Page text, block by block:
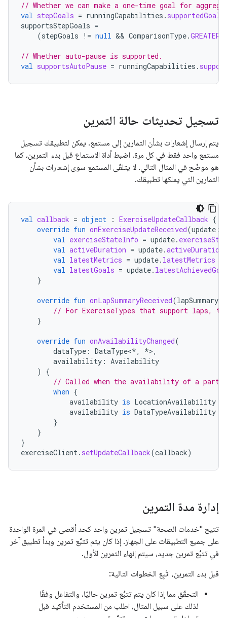
// Whether we can make a one-time goal for
val stepGoals = runningCapabilities . supportedGoals
supportsStepGoals =
(stepGoals != null && ComparisonType.
// Whether auto-pause is supported.
val supportsAutoPause = runningCapabilities .
تسجيل تحديثات حالة التمرين
يتم إرسال إشعارات بشأن التمارين إلى مستمع. يمكن لتطبيقك تسجيل
مستمع واحد فقط في كل مرة. اضبط أداة الاستماع قبل بدء التمرين، كما
هو موضّح في المثال التالي. لا يتلقّى المستمع سوى إشعارات بشأن
التمارين التي يملكها تطبيقك.
val callback = object : ExerciseUpdateCallback {
override fun onExerciseUpdateReceived(update :
val exerciseStateInfo = update.
val activeDuration = update.
val latestMetrics = update. latestMetrics
val latestGoals = update.
}
override fun onLapSummaryReceived(lapSummary
// For ExerciseTypes that support laps,
}
override fun onAvailabilityChanged(
dataType : DataType<*, *>,
availability : Availability
)
{
// Called when the availability of a
when {
availability is LocationAvailability
availability is DataTypeAvailability
}
}
}
exerciseClient. setUpdateCallback(callback)
إدارة مدة التمرين
تتيح "خدمات الصحة" تسجيل تمرين واحد كحد أقصى في المرة الواحدة
على جميع التطبيقات على الجهاز. إذا كان يتم تتبُّع تمرين وبدأ تطبيق آخر
في تتبُّع تمرين جديد، سيتم إنهاء التمرين الأول.
قبل بدء التمرين، اتّبِع الخطوات التالية:
التحقّق مما إذا كان يتم تتبُّع تمرين حاليًا، والتفاعل وفقًا
لذلك على سبيل المثال، اطلب من المستخدم التأكيد قبل